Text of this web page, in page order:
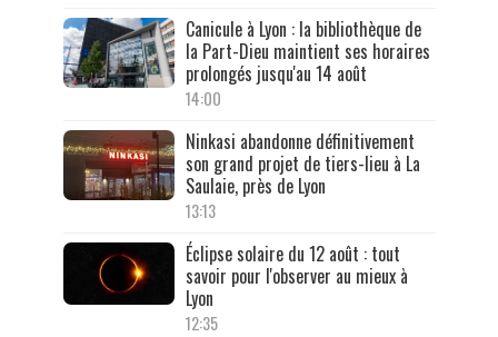
Canicule à Lyon : la bibliothèque de
la Part-Dieu maintient ses horaires
prolongés jusqu'au 14 août
14:00
Ninkasi abandonne définitivement
son grand projet de tiers-lieu à La
Saulaie, près de Lyon
13:13
Éclipse solaire du 12 août : tout
savoir pour l'observer au mieux à
Lyon
12:35